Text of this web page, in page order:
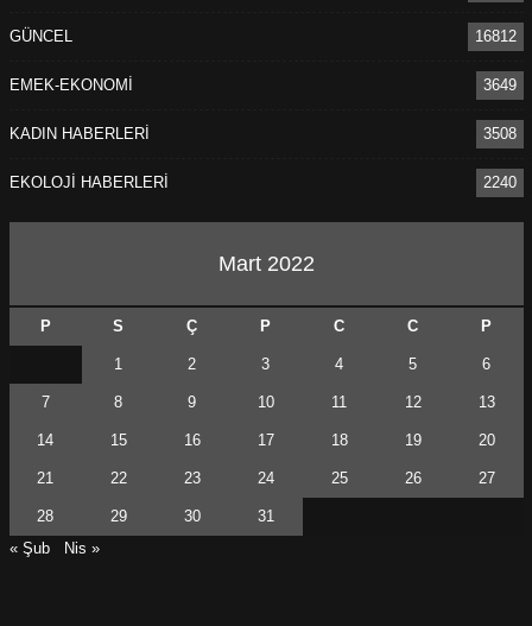
GÜNCEL 16812
EMEK-EKONOMİ 3649
KADIN HABERLERİ 3508
EKOLOJİ HABERLERİ 2240
Mart 2022
P S Ç P C C P
1 2 3 4 5 6
7 8 9 10 11 12 13
14 15 16 17 18 19 20
21 22 23 24 25 26 27
28 29 30
31
« Şub
Nis »